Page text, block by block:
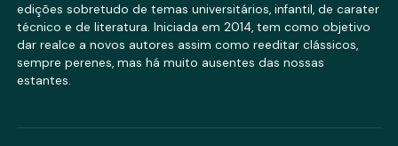
edições sobretudo de temas universitários, infantil, de carater
técnico e de literatura. Iniciada em 2014, tem como objetivo
dar realce a novos autores assim como reeditar clássicos,
sempre perenes, mas há muito ausentes das nossas
estantes.